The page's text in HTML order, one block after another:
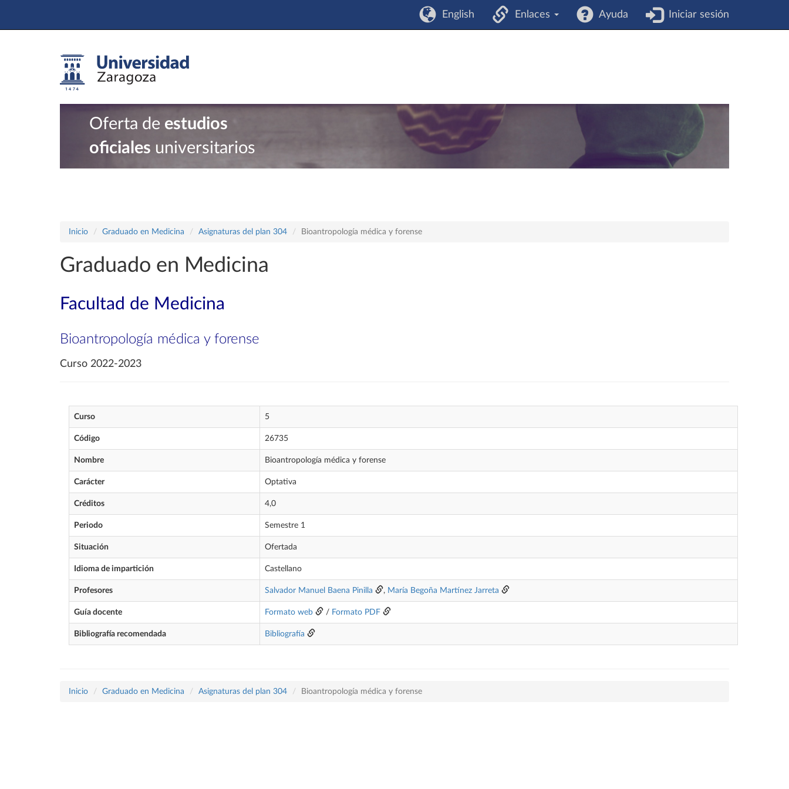
English Enlaces Ayuda Iniciar sesión
Oferta de estudios
oficiales universitarios
Inicio Graduado en Medicina Asignaturas del plan 304 Bioantropología médica y forense
Graduado en Medicina
Facultad de Medicina
Bioantropología médica y forense
Curso 2022-2023
Curso 5
Código 26735
Nombre Bioantropología médica y forense
Carácter Optativa
Créditos 4,0
Periodo Semestre 1
Situación Ofertada
Idioma de impartición Castellano
Profesores Salvador Manuel Baena Pinilla , María Begoña Martínez Jarreta
Guía docente Formato web / Formato PDF
Bibliografía recomendada Bibliografía
Inicio Graduado en Medicina Asignaturas del plan 304 Bioantropología médica y forense